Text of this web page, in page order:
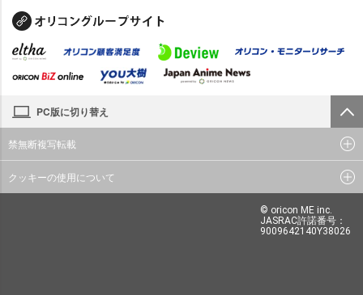
PC版に切り替え
禁無断複写転載
クッキーの使用について
© oricon ME inc.
JASRAC許諾番号：
9009642140Y38026